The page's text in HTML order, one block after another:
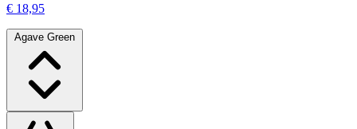
€ 18,95
Agave Green